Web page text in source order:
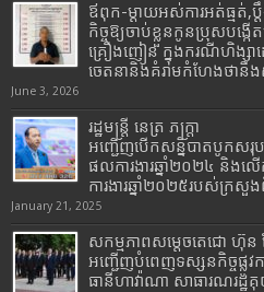
ឪពុក-ម្ដាយអស់ការអត់ធ្មត់,ប្
កិច្ចឱ្យចាប់ខ្លួនកូនប្រុសបង្កើត
គ្រឿងញៀន ក្នុងករណីហិង្ស
ចេតនានិងគំរាមកំហែងថានឹង
June 3, 2026
រដ្ឋមន្រ្តី​ នេត្រ​ ភក្ត្រា​
អញ្ជើញបើកសន្និបាតបូកសរុ
ផលការងារឆ្នាំ២០២៤ និង
ការងារឆ្នាំ២០២៥របស់​ក្រសួ
January 21, 2025
សកម្មភាពសម្តេចតេជោ ហ៊ុន
អញ្ជើញបំពេញទស្សនកិច្ចផ្លូវកា
ធានីហាវ៉ាណា សាធារណរដ្ឋ